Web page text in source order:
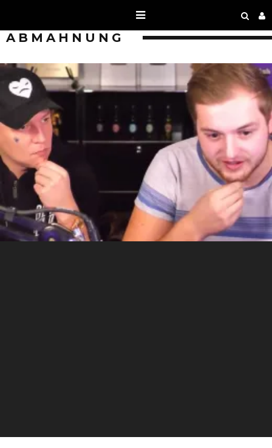
ABMAHNUNG